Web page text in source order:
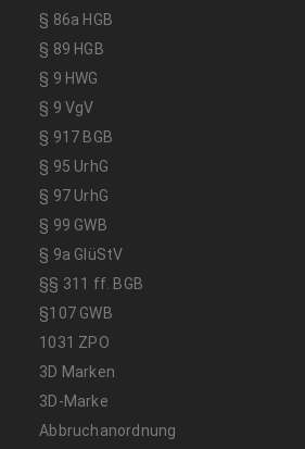
§ 86a HGB
§ 89 HGB
§ 9 HWG
§ 9 VgV
§ 917 BGB
§ 95 UrhG
§ 97 UrhG
§ 99 GWB
§ 9a GlüStV
§§ 311 ff. BGB
§107 GWB
1031 ZPO
3D Marken
3D-Marke
Abbruchanordnung